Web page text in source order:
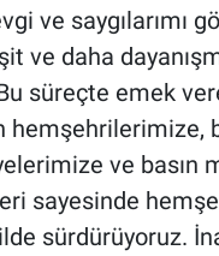
ve saygılarımı
ve daha
süreçte emek
ve basın
sayesinde
sürdürüyoruz.